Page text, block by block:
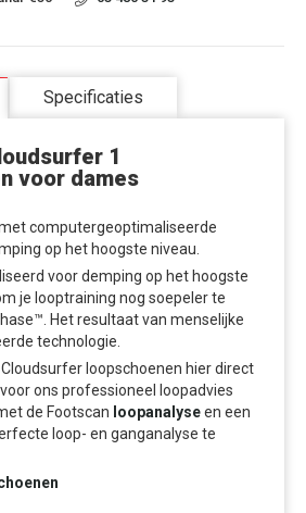
Specificaties
1
voor dames
computergeoptimaliseerde
op het hoogste niveau.
voor demping op het hoogste
je looptraining nog soepeler te
Het resultaat van menselijke
technologie.
loopschoenen hier direct
ons professioneel loopadvies
de Footscan loopanalyseen een
loop- en ganganalyse te